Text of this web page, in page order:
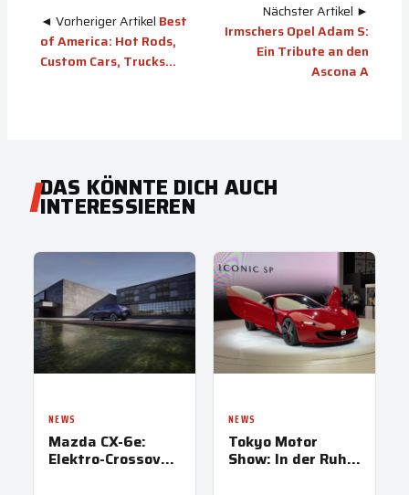
◄ Vorheriger Artikel Best
of America: Hot Rods,
Custom Cars, Trucks…
Nächster Artikel ►
Irmschers Opel Adam S:
Ein Tribute an den
Ascona A
DAS KÖNNTE DICH AUCH
INTERESSIEREN
NEWS
Mazda CX-6e:
Elektro-Crossover
NEWS
Tokyo Motor
Show: In der Ruhe